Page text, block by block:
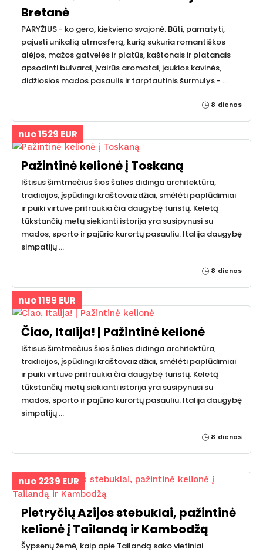
Bretanė
PARYŽIUS - ko gero, kiekvieno svajonė. Būti, pamatyti,
pajusti unikalią atmosferą, kurią sukuria romantiškos
alėjos, mažos gatvelės ir platūs, kaštonais ir platanais
apsodinti bulvarai, įvairūs aromatai, jaukios kavinės,
didžiosios mados pasaulis ir tarptautinis šurmulys - …
8 dienos
nuo 1529 EUR
Pažintinė kelionė į Toskaną
Ištisus šimtmečius šios šalies didinga architektūra,
tradicijos, įspūdingi kraštovaizdžiai, smėlėti paplūdimiai
ir puiki virtuve pritraukia čia daugybę turistų. Keletą
tūkstančių metų siekianti istorija yra susipynusi su
mados, sporto ir pajūrio kurortų pasauliu. Italija daugybę
simpatijų …
8 dienos
nuo 1199 EUR
Čiao, Italija! | Pažintinė kelionė
Ištisus šimtmečius šios šalies didinga architektūra,
tradicijos, įspūdingi kraštovaizdžiai, smėlėti paplūdimiai
ir puiki virtuve pritraukia čia daugybę turistų. Keletą
tūkstančių metų siekianti istorija yra susipynusi su
mados, sporto ir pajūrio kurortų pasauliu. Italija daugybę
simpatijų …
8 dienos
nuo 2239 EUR
Pietryčių Azijos stebuklai, pažintinė
kelionė į Tailandą ir Kambodžą
Šypsenų žemė, kaip apie Tailandą sako vietiniai